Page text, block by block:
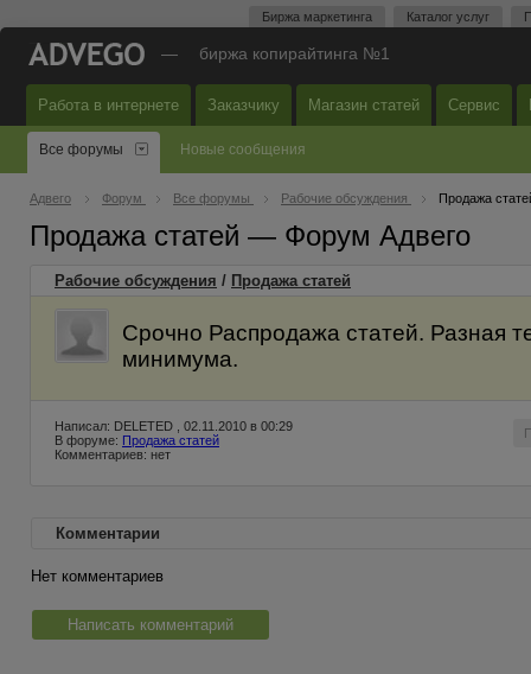
Биржа маркетинга Каталог услуг
— биржа копирайтинга №1
Работа в интернете Заказчику Магазин статей Сервис
Все форумы Новые сообщения
Адвего Форум Все форумы Рабочие обсуждения Продажа
Продажа статей — Форум Адвего
Рабочие обсуждения / Продажа статей
Срочно Распродажа статей. Разная
минимума.
Написал: DELETED , 02.11.2010 в 00:29
В форуме: Продажа статей
Комментариев: нет
Комментарии
Нет комментариев
Написать комментарий